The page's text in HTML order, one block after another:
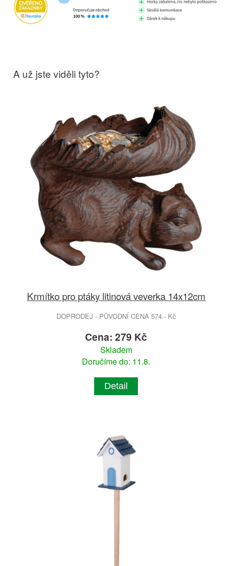
A už jste viděli tyto?
Krmítko pro ptáky litinová veverka 14x12cm
DOPRODEJ - PŮVODNÍ CENA 574.- Kč
Cena: 279 Kč
Skladem
Doručíme do: 11.8.
Detail